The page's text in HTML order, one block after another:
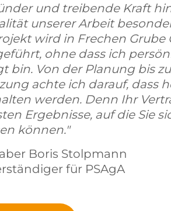
und treibende Kraft
unserer Arbeit
wird in Frechen Grube
ohne dass ich
bin. Von der Planung bis
achte ich darauf, dass
werden. Denn Ihr
Ergebnisse, auf die Sie
können."
Boris Stolpmann
für PSAgA